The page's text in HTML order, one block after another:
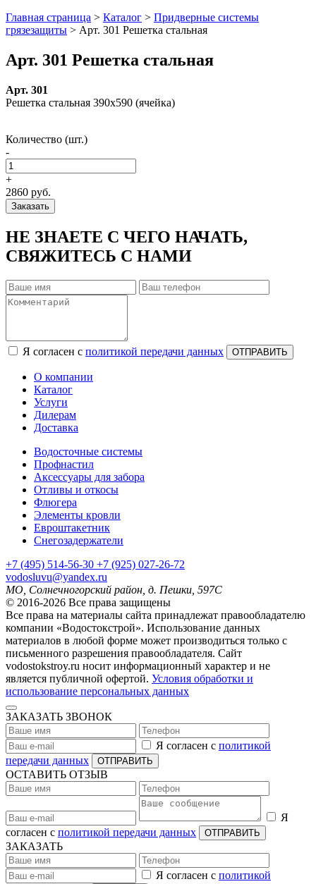
Главная страница > Каталог > Придверные системы
грязезащиты > Арт. 301 Решетка стальная
Арт. 301 Решетка стальная
Арт. 301
Решетка стальная 390х590 (ячейка)
Количество (шт.)
-
+
2860 руб.
Заказать
НЕ ЗНАЕТЕ С ЧЕГО НАЧАТЬ,
СВЯЖИТЕСЬ С НАМИ
Я согласен с политикой передачи данных ОТПРАВИТЬ
О компании
Каталог
Услуги
Дилерам
Доставка
Водосточные системы
Профнастил
Аксессуары для забора
Отливы и откосы
Флюгера
Элементы кровли
Евроштакетник
Снегозадержатели
+7 (495) 514-56-30 +7 (925) 027-26-72
vodosluvu@yandex.ru
МО, Солнечногорский район, д. Пешки, 597С
© 2016-2026 Все права защищены
Все права на материалы сайта принадлежат правообладателю
компании «Водостокстрой». Использование данных
материалов в любой форме может производиться только с
письменного разрешения правообладателя. Сайт
vodostokstroy.ru носит информационный характер и не
является публичной офертой. Условия обработки и
использование персональных данных
ЗАКАЗАТЬ ЗВОНОК
Я согласен с политикой
передачи данных
ОТПРАВИТЬ
ОСТАВИТЬ ОТЗЫВ
Я
согласен с политикой передачи данных ОТПРАВИТЬ
ЗАКАЗАТЬ
Я согласен с политикой